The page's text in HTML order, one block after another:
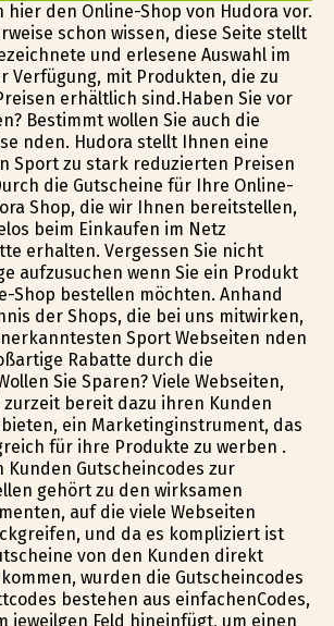
hier den Online-Shop von Hudora vor.
schon wissen, diese Seite stellt
und erlesene Auswahl im
Verfügung, mit Produkten, die zu
erhältlich sind.Haben Sie vor
Bestimmt wollen Sie auch die
finden. Hudora stellt Ihnen eine
Sport zu stark reduzierten Preisen
die Gutscheine für Ihre Online-
Shop, die wir Ihnen bereitstellen,
beim Einkaufen im Netz
erhalten. Vergessen Sie nicht
aufzusuchen wenn Sie ein Produkt
Shop bestellen möchten. Anhand
der Shops, die bei uns mitwirken,
Sport Webseiten finden
Rabatte durch die
Sie Sparen? Viele Webseiten,
zurzeit bereit dazu ihren Kunden
ein Marketinginstrument, das
für ihre Produkte zu werben .
Kunden Gutscheincodes zur
gehört zu den wirksamen
auf die viele Webseiten
und da es kompliziert ist
von den Kunden direkt
wurden die Gutscheincodes
bestehen aus einfachenCodes,
jeweilgen Feld hineinfügt, um einen